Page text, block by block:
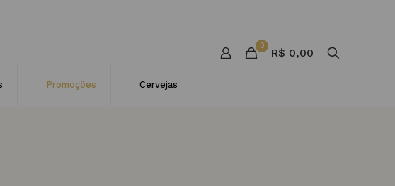
Promoções Cervejas
0
R$ 0,00